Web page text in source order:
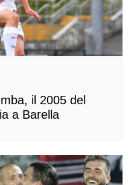
il 2005 del
a Barella